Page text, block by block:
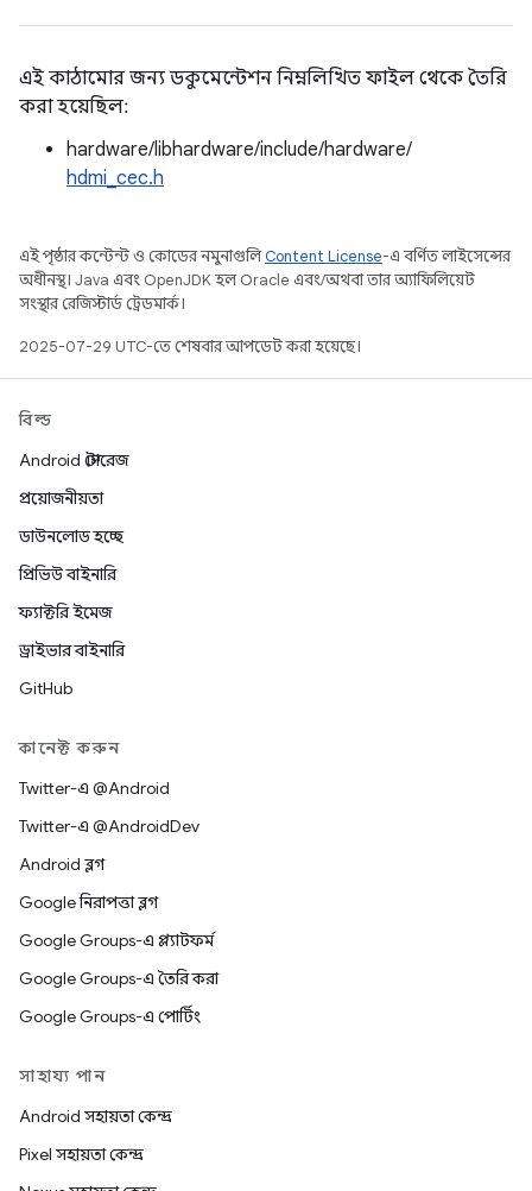
এই কাঠামোর জন্য ডকুমেন্টেশন নিম্নলিখিত ফাইল থেকে তৈরি
করা হয়েছিল:
hardware/libhardware/include/hardware/
hdmi_cec.h
এই পৃষ্ঠার কন্টেন্ট ও কোডের নমুনাগুলিContent License-এ বর্ণিত লাইসেন্সের
অধীনস্থ। Java এবং OpenJDK হল Oracle এবং/অথবা তার অ্যাফিলিয়েট
সংস্থার রেজিস্টার্ড ট্রেডমার্ক।
2025-07-29 UTC-তে শেষবার আপডেট করা হয়েছে।
বিল্ড
Android স্টোরেজ
প্রয়োজনীয়তা
ডাউনলোড হচ্ছে
প্রিভিউ বাইনারি
ফ্যাক্টরি ইমেজ
ড্রাইভার বাইনারি
GitHub
কানেক্ট করুন
Twitter-এ @Android
Twitter-এ @AndroidDev
Android ব্লগ
Google নিরাপত্তা ব্লগ
Google Groups-এ প্ল্যাটফর্ম
Google Groups-এ তৈরি করা
Google Groups-এ পোর্টিং
সাহায্য পান
Android সহায়তা কেন্দ্র
Pixel সহায়তা কেন্দ্র